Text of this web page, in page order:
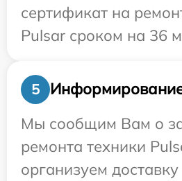
сертификат на
Pulsar сроком на 36
5
Информирование
Мы сообщим Вам о
ремонта техники
организуем